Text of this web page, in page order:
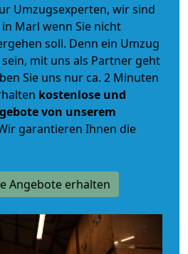
Umzugsexperten, wir sind
Marl wenn Sie nicht
soll. Denn ein Umzug
mit uns als Partner geht
Sie uns nur ca. 2 Minuten
kostenlose und
von unserem
garantieren Ihnen die
Angebote erhalten